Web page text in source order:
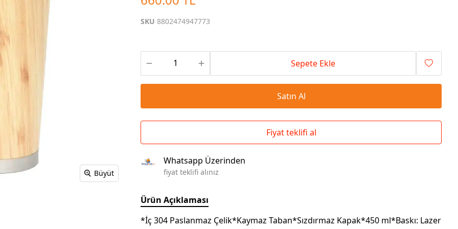
Çoklu Şarj Kabloları
Kablosuz Şarj
Sunum Panosu
Branda | Afiş | Poster
Büyüt
SKU 8802474947773
Sepete Ekle
Satın Al
Fiyat teklifi al
Whatsapp Üzerinden
fiyat teklifi alınız
Ürün Açıklaması
*İç 304 Paslanmaz Çelik*Kaymaz Taban*Sızdırmaz Kapak*450 ml*Baskı: Lazer